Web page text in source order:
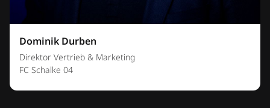
Dominik Durben
Direktor Vertrieb & Marketing
FC Schalke 04